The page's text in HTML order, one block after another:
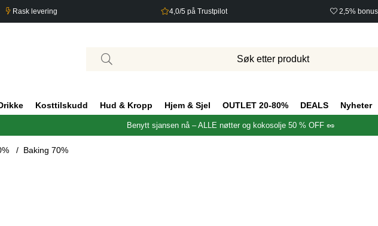
Rask levering 4,0/5 på Trustpilot 2,5%
Kosttilskudd Hud & Kropp Hjem & Sjel OUTLET 20-80% DEALS Nyheter
Benytt sjansen nå – ALLE nøtter og kokosolje 50 % OFF 🥜
Baking 70%